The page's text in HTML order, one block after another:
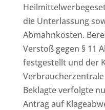
die Unterlassung
Abmahnkosten.
Verstoß gegen § 11
festgestellt und der
Beklagte verfolgte
Antrag auf